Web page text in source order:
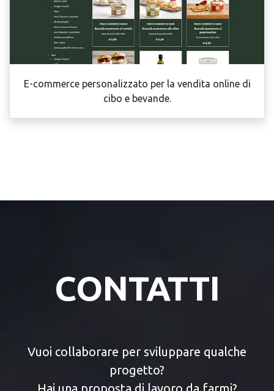
E-commerce personalizzato per la vendita online di
cibo e bevande.
CONTATTI
Vuoi collaborare per sviluppare qualche
progetto?
Hai una proposta di lavoro da farmi?